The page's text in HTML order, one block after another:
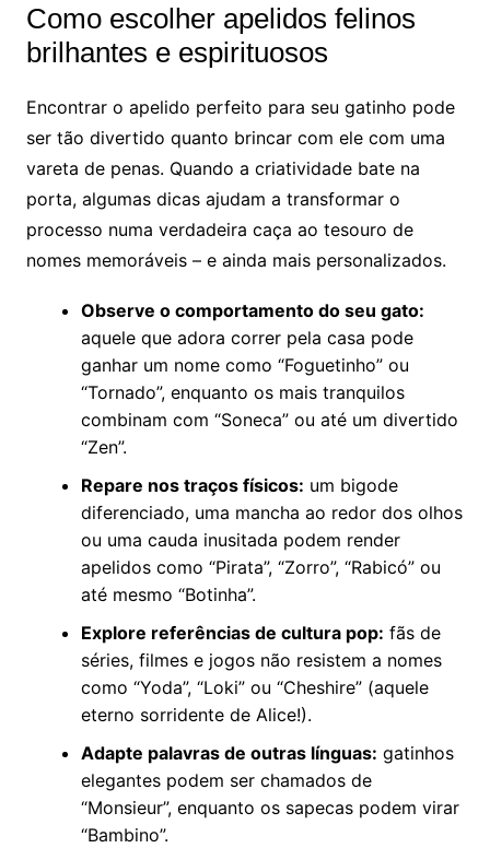
Como escolher apelidos felinos
brilhantes e espirituosos
Encontrar o apelido perfeito para seu gatinho pode
ser tão divertido quanto brincar com ele com uma
vareta de penas. Quando a criatividade bate na
porta, algumas dicas ajudam a transformar o
processo numa verdadeira caça ao tesouro de
nomes memoráveis – e ainda mais personalizados.
Observe o comportamento do seu gato:
aquele que adora correr pela casa pode
ganhar um nome como “Foguetinho” ou
“Tornado”, enquanto os mais tranquilos
combinam com “Soneca” ou até um divertido
“Zen”.
Repare nos traços físicos: um bigode
diferenciado, uma mancha ao redor dos olhos
ou uma cauda inusitada podem render
apelidos como “Pirata”, “Zorro”, “Rabicó” ou
até mesmo “Botinha”.
Explore referências de cultura pop: fãs de
séries, filmes e jogos não resistem a nomes
como “Yoda”, “Loki” ou “Cheshire” (aquele
eterno sorridente de Alice!).
Adapte palavras de outras línguas: gatinhos
elegantes podem ser chamados de
“Monsieur”, enquanto os sapecas podem virar
“Bambino”.